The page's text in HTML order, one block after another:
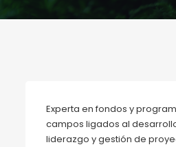
Experta en fondos y
campos ligados al
liderazgo y gestión de